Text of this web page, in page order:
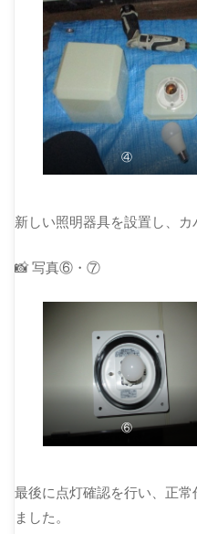
④
新しい照明器具を設置し、カ
📸 写真⑥・⑦
⑥
最後に点灯確認を行い、正
ました。